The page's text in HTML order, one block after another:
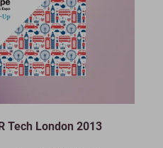
Tech London 2013